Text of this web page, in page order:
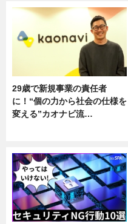
29歳で新規事業の責任者
に！“個の力から社会の仕様を
変える”カオナビ流…